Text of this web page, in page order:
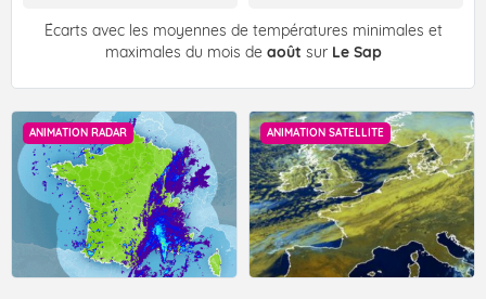
Écarts avec les moyennes de températures minimales et
maximales du mois de août sur Le Sap
ANIMATION RADAR ANIMATION SATELLITE